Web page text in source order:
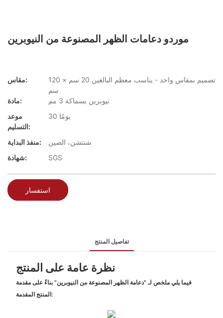
موردو دعامات الظهر المصنوعة من النيوبرين
مقاس:
تصميم بمقاس واحد - يناسب معظم البالغين 20 سم × 120
سم
مادة:
نيوبرين بسماكة 3 مم
موعد
التسليم:
30 يومًا
منفذ البداية:
شنتشن، الصين
شهادة:
SGS
استفسار
تفاصيل المنتج
نظرة عامة على المنتج
فيما يلي ملخص لـ "دعامة الظهر المصنوعة من النيوبرين" بناءً على مقدمة
المنتج المقدمة: